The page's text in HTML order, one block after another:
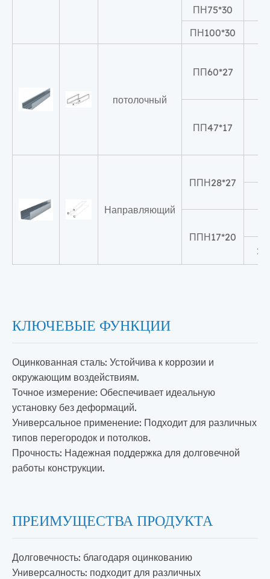
ПН75*30
ПН100*30
потолочный
ПП60*27
ПП47*17
Направляющий
ППН28*27
ППН17*20
КЛЮЧЕВЫЕ ФУНКЦИИ
Оцинкованная сталь: Устойчива к коррозии и
окружающим воздействиям.
Точное измерение: Обеспечивает идеальную
установку без деформаций.
Универсальное применение: Подходит для различных
типов перегородок и потолков.
Прочность: Надежная поддержка для долговечной
работы конструкции.
ПРЕИМУЩЕСТВА ПРОДУКТА
Долговечность: благодаря оцинкованию
Универсалность: подходит для различных